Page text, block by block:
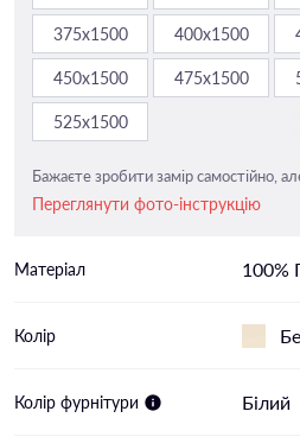
375х1500 400х1500
450х1500 475х1500
525х1500
Бажаєте зробити замір самостійно,
Переглянути фото-інструкцію
Матеріал 100%
Колір
Колір фурнітури Білий